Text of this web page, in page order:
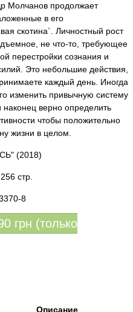
Молчанов продолжает
в его
скотина`. Личностный рост
не что-то, требующее
перестройки сознания и
Это небольшие действия,
каждый день. Иногда
изменить привычную систему
верно определить
чтобы положительно
жизни в целом.
(2018)
стр.
8
грн (только
Описание